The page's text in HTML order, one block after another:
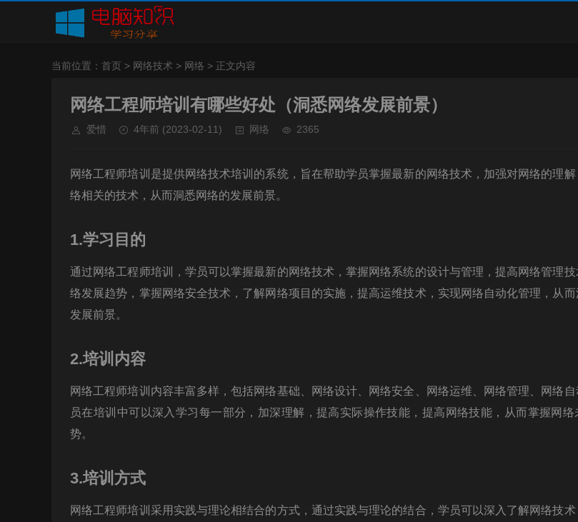
当前位置： 首页 > 网络技术 > 网络 > 正文内容
网络工程师培训有哪些好处（洞悉网络发展前景）
爱惜 4年前 (2023-02-11) 网络 2365
网络工程师培训是提供网络技术培训的系统，旨在帮助学员掌握最新的网络技术，加强对网络的理解
络相关的技术，从而洞悉网络的发展前景。
1.学习目的
通过网络工程师培训，学员可以掌握最新的网络技术，掌握网络系统的设计与管理，提高网络管理技
络发展趋势，掌握网络安全技术，了解网络项目的实施，提高运维技术，实现网络自动化管理，从
发展前景。
2.培训内容
网络工程师培训内容丰富多样，包括网络基础、网络设计、网络安全、网络运维、网络管理、网络
员在培训中可以深入学习每一部分，加深理解，提高实际操作技能，提高网络技能，从而掌握网络
势。
3.培训方式
网络工程师培训采用实践与理论相结合的方式，通过实践与理论的结合，学员可以深入了解网络技